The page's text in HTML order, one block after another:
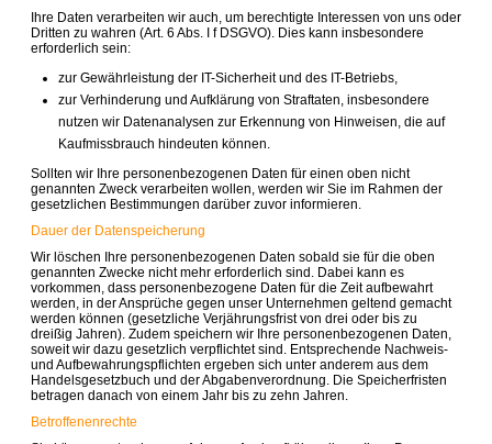
Ihre Daten verarbeiten wir auch, um berechtigte Interessen von uns oder
Dritten zu wahren (Art. 6 Abs. I f DSGVO). Dies kann insbesondere
erforderlich sein:
zur Gewährleistung der IT-Sicherheit und des IT-Betriebs,
zur Verhinderung und Aufklärung von Straftaten, insbesondere
nutzen wir Datenanalysen zur Erkennung von Hinweisen, die auf
Kaufmissbrauch hindeuten können.
Sollten wir Ihre personenbezogenen Daten für einen oben nicht
genannten Zweck verarbeiten wollen, werden wir Sie im Rahmen der
gesetzlichen Bestimmungen darüber zuvor informieren.
Dauer der Datenspeicherung
Wir löschen Ihre personenbezogenen Daten sobald sie für die oben
genannten Zwecke nicht mehr erforderlich sind. Dabei kann es
vorkommen, dass personenbezogene Daten für die Zeit aufbewahrt
werden, in der Ansprüche gegen unser Unternehmen geltend gemacht
werden können (gesetzliche Verjährungsfrist von drei oder bis zu
dreißig Jahren). Zudem speichern wir Ihre personenbezogenen Daten,
soweit wir dazu gesetzlich verpflichtet sind. Entsprechende Nachweis-
und Aufbewahrungspflichten ergeben sich unter anderem aus dem
Handelsgesetzbuch und der Abgabenverordnung. Die Speicherfristen
betragen danach von einem Jahr bis zu zehn Jahren.
Betroffenenrechte